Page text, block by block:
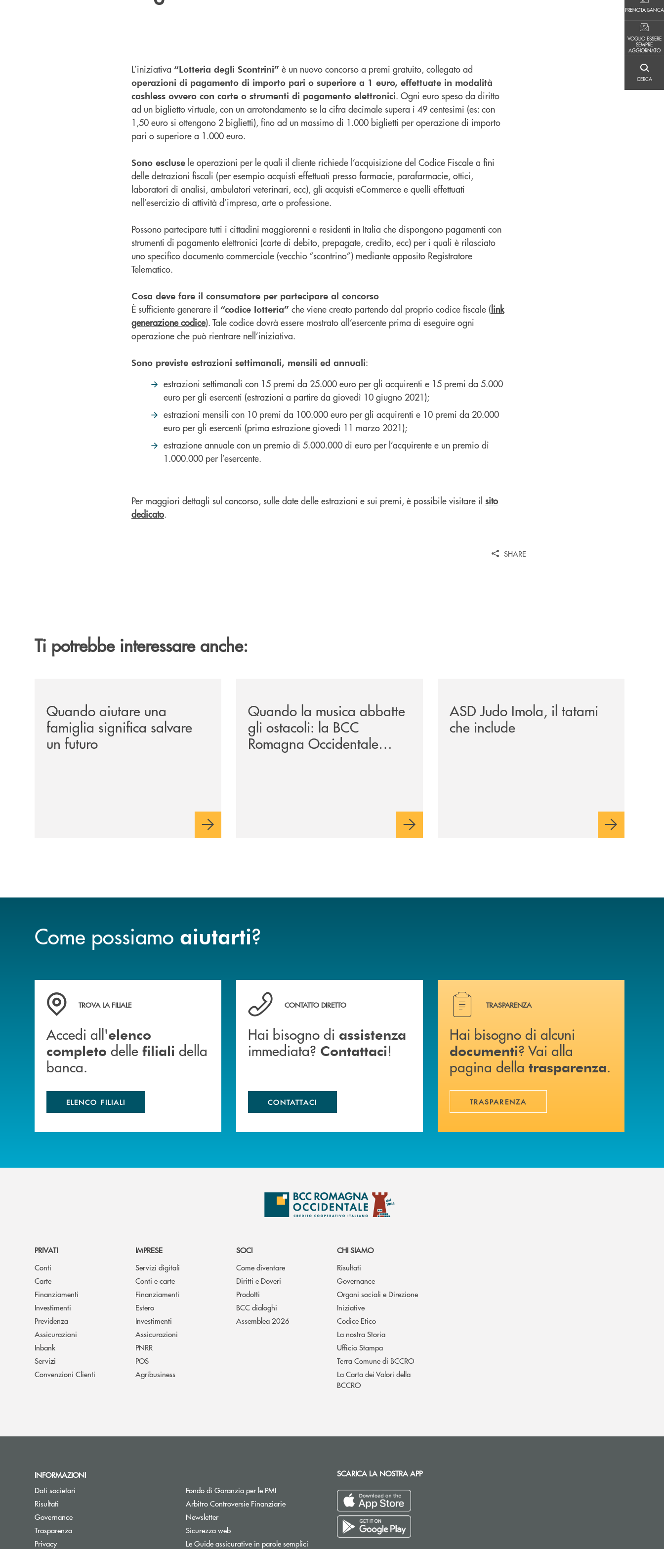
PRENOTA BANCA
VOGLIO ESSERE
SEMPRE
AGGIORNATO
CERCA
L’iniziativa “Lotteria degli Scontrini” è un nuovo concorso a premi gratuito, collegato ad
operazioni di pagamento di importo pari o superiore a 1 euro, effettuate in modalità
cashless ovvero con carte o strumenti di pagamento elettronici. Ogni euro speso da diritto
ad un biglietto virtuale, con un arrotondamento se la cifra decimale supera i 49 centesimi (es: con
1,50 euro si ottengono 2 biglietti), fino ad un massimo di 1.000 biglietti per operazione di importo
pari o superiore a 1.000 euro.
Sono escluse le operazioni per le quali il cliente richiede l’acquisizione del Codice Fiscale a fini
delle detrazioni fiscali (per esempio acquisti effettuati presso farmacie, parafarmacie, ottici,
laboratori di analisi, ambulatori veterinari, ecc), gli acquisti eCommerce e quelli effettuati
nell’esercizio di attività d’impresa, arte o professione.
Possono partecipare tutti i cittadini maggiorenni e residenti in Italia che dispongono pagamenti con
strumenti di pagamento elettronici (carte di debito, prepagate, credito, ecc) per i quali è rilasciato
uno specifico documento commerciale (vecchio “scontrino”) mediante apposito Registratore
Telematico.
Cosa deve fare il consumatore per partecipare al concorso
È sufficiente generare il “codice lotteria” che viene creato partendo dal proprio codice fiscale (link
generazione codice). Tale codice dovrà essere mostrato all’esercente prima di eseguire ogni
operazione che può rientrare nell’iniziativa.
Sono previste estrazioni settimanali, mensili ed annuali:
estrazioni settimanali con 15 premi da 25.000 euro per gli acquirenti e 15 premi da 5.000
euro per gli esercenti (estrazioni a partire da giovedì 10 giugno 2021);
estrazioni mensili con 10 premi da 100.000 euro per gli acquirenti e 10 premi da 20.000
euro per gli esercenti (prima estrazione giovedì 11 marzo 2021);
estrazione annuale con un premio di 5.000.000 di euro per l’acquirente e un premio di
1.000.000 per l’esercente.
Per maggiori dettagli sul concorso, sulle date delle estrazioni e sui premi, è possibile visitare il sito
dedicato.
SHARE
Ti potrebbe interessare anche:
Quando aiutare una
famiglia significa salvare
un futuro
Quando la musica abbatte
gli ostacoli: la BCC
Romagna Occidentale
vicina al progetto N.O.I.
ASD Judo Imola, il tatami
che include
Come possiamo aiutarti?
Accedi all' elenco completo delle filiali della banca.
TROVA LA FILIALE
Accedi all'elenco
completo delle filiali della
banca.
ELENCO FILIALI
Hai bisogno di assistenza immediata? Contattaci !
CONTATTO DIRETTO
Hai bisogno di assistenza
immediata? Contattaci!
CONTATTACI
Hai bisogno di alcuni documenti ? Vai alla pagina della
TRASPARENZA
Hai bisogno di alcuni
documenti? Vai alla
pagina della trasparenza.
TRASPARENZA
PRIVATI
Conti
Carte
Finanziamenti
Investimenti
Previdenza
Assicurazioni
Inbank
Servizi
Convenzioni Clienti
IMPRESE
Servizi digitali
Conti e carte
Finanziamenti
Estero
Investimenti
Assicurazioni
PNRR
POS
Agribusiness
SOCI
Come diventare
Diritti e Doveri
Prodotti
BCC dialoghi
Assemblea 2026
CHI SIAMO
Risultati
Governance
Organi sociali e Direzione
Iniziative
Codice Etico
La nostra Storia
Ufficio Stampa
Terra Comune di BCCRO
La Carta dei Valori della
BCCRO
INFORMAZIONI
Dati societari
Risultati
Governance
Trasparenza
Privacy
Fondo di Garanzia per le PMIApre una nuova finestra
Arbitro Controversie FinanziarieApre una nuova finestra
NewsletterApre una nuova finestra
Sicurezza web
Le Guide assicurative in parole semplici
SCARICA LA NOSTRA APP